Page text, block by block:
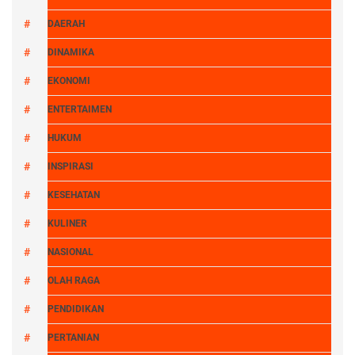
DAERAH
DINAMIKA
EKONOMI
ENTERTAIMEN
HUKUM
INSPIRASI
KESEHATAN
KULINER
NASIONAL
OLAH RAGA
PENDIDIKAN
PERTANIAN